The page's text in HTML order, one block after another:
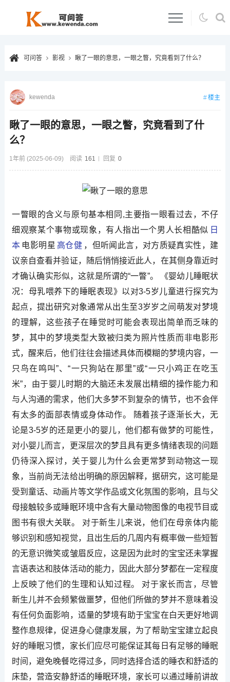
可问答 影视 瞅了一眼的意思，一眼之瞥，究竟看到了什么？
瞅了一眼的意思，一眼之瞥，究竟看到了什
么？
1年前 (2025-06-09) 阅读 161 回复 0
kewenda 楼主
一瞥眼的含义与原句基本相同,主要指一眼看过去，不仔
细观察某个事物或现象，有人指出一个男人长相酷似 日
本 电影明星 高仓健 ，但听闻此言，对方质疑真实性，建
议亲自查看并验证，随后悄悄接近此人，在其侧身靠近时
才确认确实形似，这就是所谓的“一瞥”。 《婴幼儿睡眠状
况：母乳喂养下的睡眠表现》以对3-5岁儿童进行探究为
起点，提出研究对象通常从出生至3岁岁之间萌发对梦境
的理解，这些孩子在睡觉时可能会表现出简单而乏味的
梦，其中的梦境类型大致被归类为照片性质而非电影形
式，醒来后，他们往往会描述具体而模糊的梦境内容，一
只鸟在鸣叫”、“一只狗站在那里”或“一只小鸡正在吃玉
米”，由于婴儿时期的大脑还未发展出精细的操作能力和
与人沟通的需求，他们大多梦不到复杂的情节，也不会伴
有太多的面部表情或身体动作。 随着孩子逐渐长大，无
论是3-5岁的还是更小的婴儿，他们都有做梦的可能性，
对小婴儿而言，更深层次的梦且具有更多情绪表现的问题
仍待深入探讨，关于婴儿为什么会更常梦到动物这一现
象，当前尚无法给出明确的原因解释，据研究，这可能是
受到童话、动画片等文学作品或文化氛围的影响，且与父
母接触较多或睡眠环境中含有大量动物图像的电视节目或
图书有很大关联。 对于新生儿来说，他们在母亲体内能
够识别和感知视觉，且出生后的几周内有概率做一些短暂
的无意识微笑或皱眉反应，这是因为此时的宝宝还未掌握
言语表达和肢体活动的能力，因此大部分梦都在一定程度
上反映了他们的生理和认知过程。 对于家长而言，尽管
新生儿并不会频繁做噩梦，但他们所做的梦并不意味着没
有任何负面影响，适量的梦境有助于宝宝在白天更好地调
整作息规律，促进身心健康发展，为了帮助宝宝建立起良
好的睡眠习惯，家长们应尽可能保证其每日有足够的睡眠
时间，避免晚餐吃得过多，同时选择合适的睡衣和舒适的
床垫，营造安静舒适的睡眠环境，家长可以通过睡前讲故